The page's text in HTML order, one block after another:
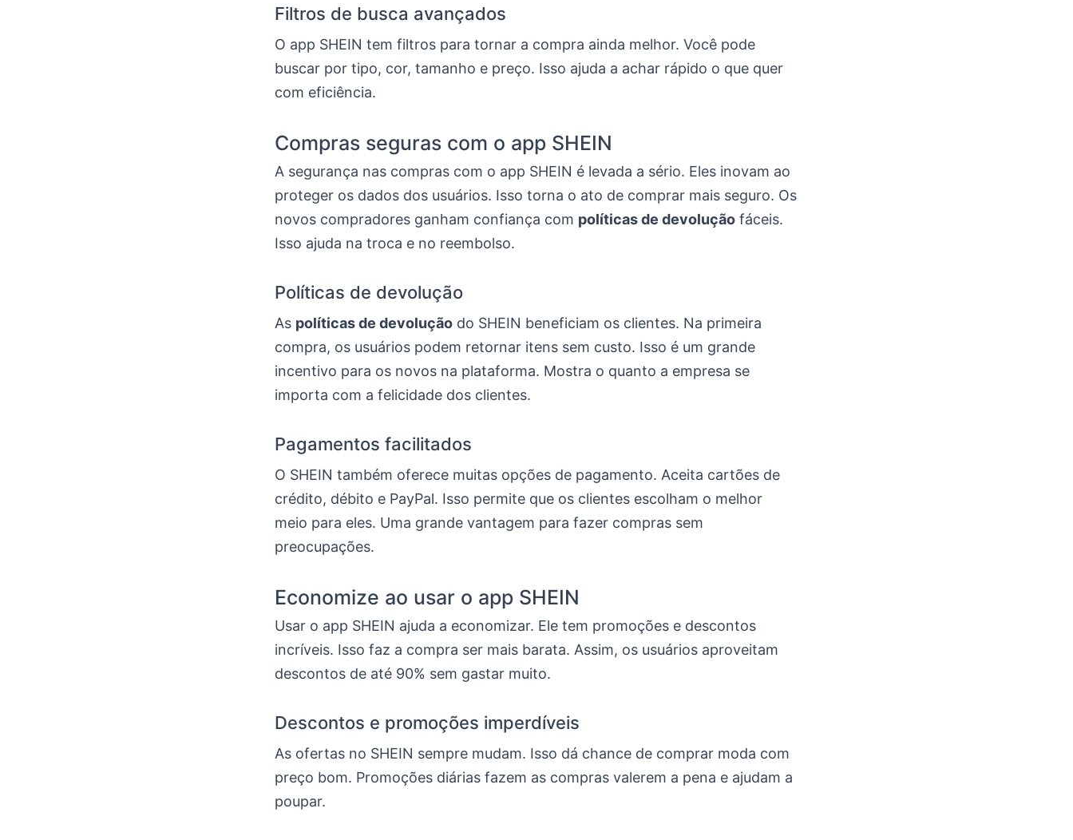
Filtros de busca avançados
O app SHEIN tem filtros para tornar a compra ainda melhor. Você pode
buscar por tipo, cor, tamanho e preço. Isso ajuda a achar rápido o que quer
com eficiência.
Compras seguras com o app SHEIN
A segurança nas compras com o app SHEIN é levada a sério. Eles inovam ao
proteger os dados dos usuários. Isso torna o ato de comprar mais seguro. Os
novos compradores ganham confiança com políticas de devolução fáceis.
Isso ajuda na troca e no reembolso.
Políticas de devolução
As políticas de devolução do SHEIN beneficiam os clientes. Na primeira
compra, os usuários podem retornar itens sem custo. Isso é um grande
incentivo para os novos na plataforma. Mostra o quanto a empresa se
importa com a felicidade dos clientes.
Pagamentos facilitados
O SHEIN também oferece muitas opções de pagamento. Aceita cartões de
crédito, débito e PayPal. Isso permite que os clientes escolham o melhor
meio para eles. Uma grande vantagem para fazer compras sem
preocupações.
Economize ao usar o app SHEIN
Usar o app SHEIN ajuda a economizar. Ele tem promoções e descontos
incríveis. Isso faz a compra ser mais barata. Assim, os usuários aproveitam
descontos de até 90% sem gastar muito.
Descontos e promoções imperdíveis
As ofertas no SHEIN sempre mudam. Isso dá chance de comprar moda com
preço bom. Promoções diárias fazem as compras valerem a pena e ajudam a
poupar.